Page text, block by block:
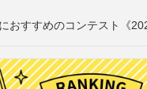
おすすめのコンテスト《